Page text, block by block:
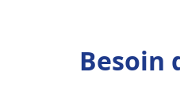
Besoin